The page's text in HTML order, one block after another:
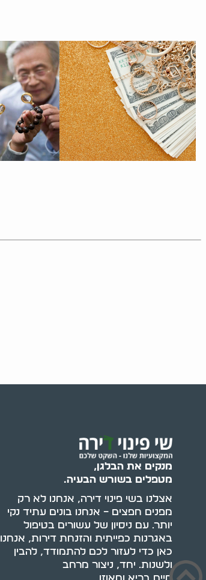
מנקים את הבלגן,
מטפלים בשורש הבעיה.
אצלנו בשי פינוי דירה, אנחנו לא רק
מפנים חפצים – אנחנו בונים עתיד נקי
יותר. עם ניסיון של עשורים בטיפול
באגרנות כפייתית והזנחת דירות, אנחנו
כאן כדי לעזור לכם להתמודד, להבין
ולשנות. יחד, ניצור מרחב
חיים בריא ומאוזן.